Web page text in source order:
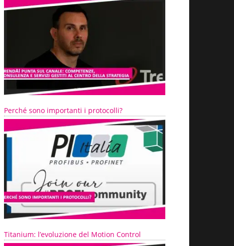
Perché sono importanti i protocolli?
Titanium: l’evoluzione del Motion Control